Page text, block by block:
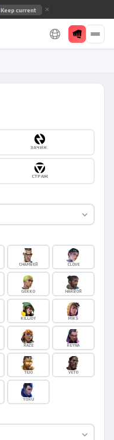
Keep current ✕
ЗАЧИН.
СТРАЖ
CHAMBER CLOVE
GEKKO HARBOR
KILLJOY MIKS
RAZE REYNA
TEJO VETO
YORU